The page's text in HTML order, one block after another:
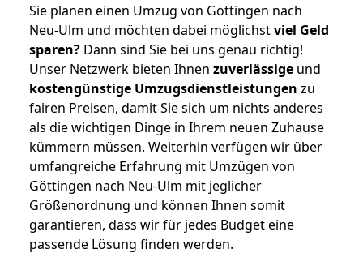
Sie planen einen Umzug von Göttingen nach
Neu-Ulm und möchten dabei möglichstviel Geld
sparen? Dann sind Sie bei uns genau richtig!
Unser Netzwerk bieten Ihnen zuverlässige und
kostengünstige Umzugsdienstleistungen zu
fairen Preisen, damit Sie sich um nichts anderes
als die wichtigen Dinge in Ihrem neuen Zuhause
kümmern müssen. Weiterhin verfügen wir über
umfangreiche Erfahrung mit Umzügen von
Göttingen nach Neu-Ulm mit jeglicher
Größenordnung und können Ihnen somit
garantieren, dass wir für jedes Budget eine
passende Lösung finden werden.